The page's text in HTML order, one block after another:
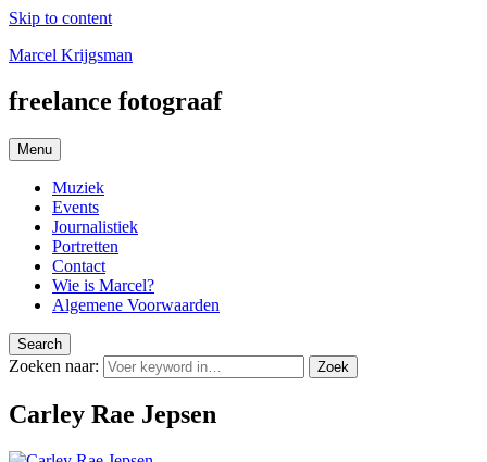
Skip to content
Marcel Krijgsman
freelance fotograaf
Menu
Muziek
Events
Journalistiek
Portretten
Contact
Wie is Marcel?
Algemene Voorwaarden
Search
Zoeken naar: Zoek
Carley Rae Jepsen